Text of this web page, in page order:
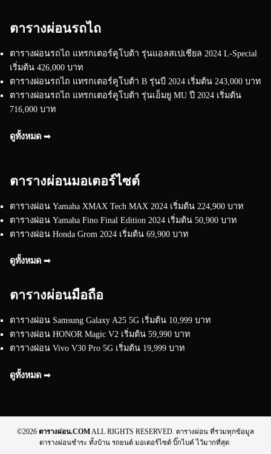
ตารางผ่อนรถไถ
ตารางผ่อนรถไถ แทรกเตอร์คูโบต้า รุ่นแอลสเปเชียล 2024 L-Special
เริ่มต้น 426,000 บาท
ตารางผ่อนรถไถ แทรกเตอร์คูโบต้า B รุ่นบี 2024 เริ่มต้น 243,000 บาท
ตารางผ่อนรถไถ แทรกเตอร์คูโบต้า รุ่นเอ็มยู MU ปี 2024 เริ่มต้น
716,000 บาท
ดูทั้งหมด ➟
ตารางผ่อนมอเตอร์ไซต์
ตารางผ่อน Yamaha XMAX Tech MAX 2024 เริ่มต้น 224,900 บาท
ตารางผ่อน Yamaha Fino Final Edition 2024 เริ่มต้น 50,900 บาท
ตารางผ่อน Honda Grom 2024 เริ่มต้น 69,900 บาท
ดูทั้งหมด ➟
ตารางผ่อนมือถือ
ตารางผ่อน Samsung Galaxy A25 5G เริ่มต้น 10,999 บาท
ตารางผ่อน HONOR Magic V2 เริ่มต้น 59,990 บาท
ตารางผ่อน Vivo V30 Pro 5G เริ่มต้น 19,999 บาท
ดูทั้งหมด ➟
©2026 ตารางผ่อน.COM ALL RIGHTS RESERVED. ตารางผ่อน ที่รวมทุกข้อมูล
ตารางผ่อนชำระ ทั้งบ้าน รถยนต์ มอเตอร์ไซต์ บิ๊กไบค์ ไว้มากที่สุด